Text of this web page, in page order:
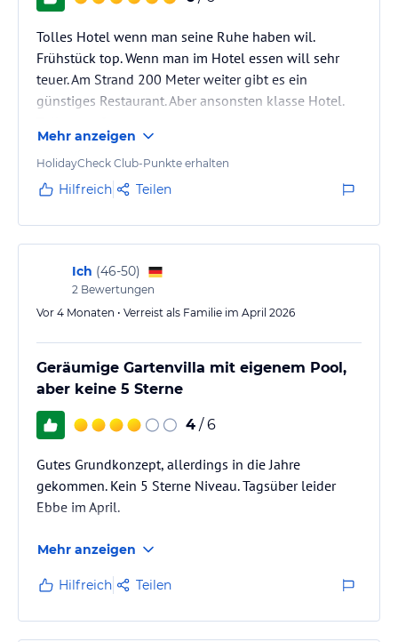
Garden Villa
Pool Access Villa
Plunge Pool Villa
Two Bedroom Villa
Each room type boasts its own unique features and promises a
comfortable and memorable stay.
Gastronomie im Hotel
Indulge in a Fusion of International and Authentic Thai Cuisine
We have Kayak for kayaking.
Blue Fit weekly activity.
Hinweis:
Allgemeine und unverbindliche
Hoteliers-/Veranstalter-/Kataloginformationen. Alle Angaben
ohne Gewähr und ohne Prüfung durch HolidayCheck. Bitte
lies vor der Buchung die verbindlichen
jeweiligen Veranstalters.
Tolles Hotel wenn man seine Ruhe haben wil.
Frühstück top. Wenn man im Hotel essen will sehr
teuer. Am Strand 200 Meter weiter gibt es ein
günstiges Restaurant. Aber ansonsten klasse Hotel.
Mehr anzeigen
HolidayCheck Club-Punkte erhalten
Hilfreich Teilen
Ich (46-50)
2 Bewertungen
Vor 4 Monaten • Verreist als Familie im April 2026
Geräumige Gartenvilla mit eigenem Pool,
aber keine 5 Sterne
4 / 6
Gutes Grundkonzept, allerdings in die Jahre
gekommen. Kein 5 Sterne Niveau. Tagsüber leider
Ebbe im April.
Mehr anzeigen
Hilfreich Teilen